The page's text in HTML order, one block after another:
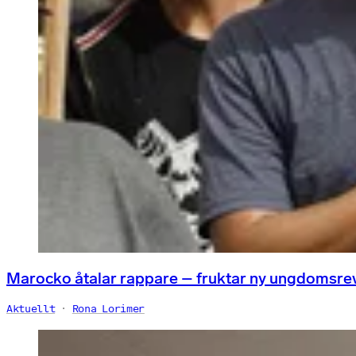
Marocko åtalar rappare – fruktar ny
Aktuellt Rona Lorimer